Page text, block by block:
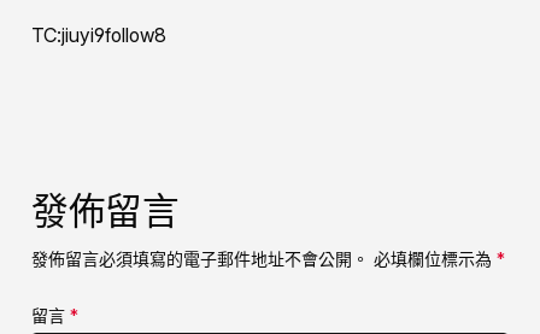
TC:jiuyi9follow8
發佈留言
發佈留言必須填寫的電子郵件地址不會公開。 必填欄位標示為 *
留言 *